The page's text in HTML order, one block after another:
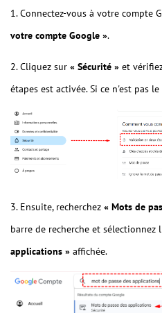
1. Connectez-vous à votre compte
votre compte Google ».
2. Cliquez sur « Sécurité » et
étapes est activée. Si ce n'est pas
3. Ensuite, recherchez « Mots de
barre de recherche et sélectionnez
applications » affichée.